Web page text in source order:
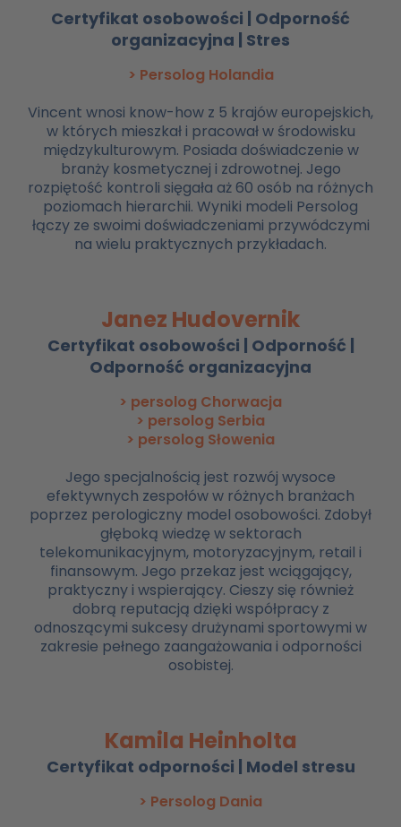
Certyfikat osobowości | Odporność
organizacyjna | Stres
> Persolog Holandia
Vincent wnosi know-how z 5 krajów europejskich,
w których mieszkał i pracował w środowisku
międzykulturowym. Posiada doświadczenie w
branży kosmetycznej i zdrowotnej. Jego
rozpiętość kontroli sięgała aż 60 osób na różnych
poziomach hierarchii. Wyniki modeli Persolog
łączy ze swoimi doświadczeniami przywódczymi
na wielu praktycznych przykładach.
Janez Hudovernik
Certyfikat osobowości | Odporność |
Odporność organizacyjna
> persolog Chorwacja
> persolog Serbia
> persolog Słowenia
Jego specjalnością jest rozwój wysoce
efektywnych zespołów w różnych branżach
poprzez perologiczny model osobowości. Zdobył
głęboką wiedzę w sektorach
telekomunikacyjnym, motoryzacyjnym, retail i
finansowym. Jego przekaz jest wciągający,
praktyczny i wspierający. Cieszy się również
dobrą reputacją dzięki współpracy z
odnoszącymi sukcesy drużynami sportowymi w
zakresie pełnego zaangażowania i odporności
osobistej.
Kamila Heinholta
Certyfikat odporności | Model stresu
> Persolog Dania